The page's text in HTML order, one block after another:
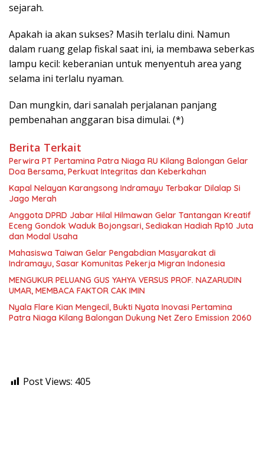
sejarah.
Apakah ia akan sukses? Masih terlalu dini. Namun
dalam ruang gelap fiskal saat ini, ia membawa seberkas
lampu kecil: keberanian untuk menyentuh area yang
selama ini terlalu nyaman.
Dan mungkin, dari sanalah perjalanan panjang
pembenahan anggaran bisa dimulai. (*)
Berita Terkait
Perwira PT Pertamina Patra Niaga RU Kilang Balongan Gelar
Doa Bersama, Perkuat Integritas dan Keberkahan
Kapal Nelayan Karangsong Indramayu Terbakar Dilalap Si
Jago Merah
Anggota DPRD Jabar Hilal Hilmawan Gelar Tantangan Kreatif
Eceng Gondok Waduk Bojongsari, Sediakan Hadiah Rp10 Juta
dan Modal Usaha
Mahasiswa Taiwan Gelar Pengabdian Masyarakat di
Indramayu, Sasar Komunitas Pekerja Migran Indonesia
MENGUKUR PELUANG GUS YAHYA VERSUS PROF. NAZARUDIN
UMAR, MEMBACA FAKTOR CAK IMIN
Nyala Flare Kian Mengecil, Bukti Nyata Inovasi Pertamina
Patra Niaga Kilang Balongan Dukung Net Zero Emission 2060
Post Views: 405